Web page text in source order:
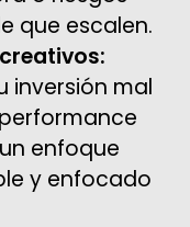
que escalen.
inversión mal
enfoque
y enfocado